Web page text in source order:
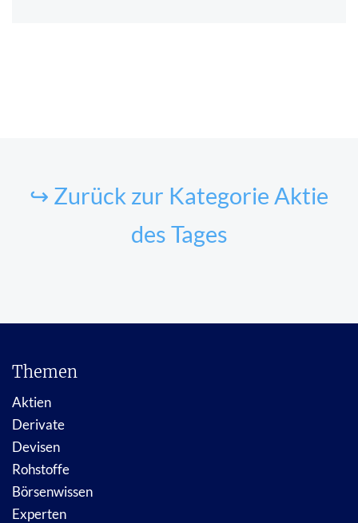
↪ Zurück zur Kategorie Aktie
des Tages
Themen
Aktien
Derivate
Devisen
Rohstoffe
Börsenwissen
Experten